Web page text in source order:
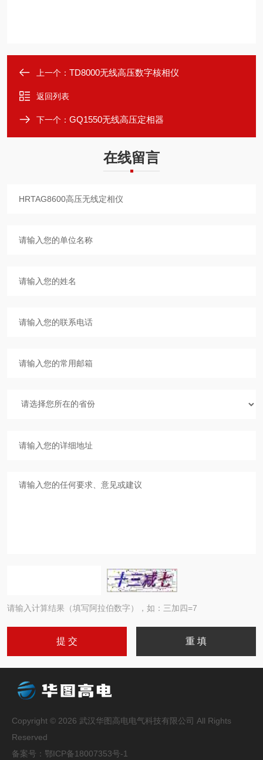
上一个： TD8000无线高压数字核相仪
返回列表
下一个： GQ1550无线高压定相器
在线留言
请输入计算结果（填写阿拉伯数字），如：三加四=7
Copyright © 2026 武汉华图高电电气科技有限公司 All Rights
Reserved
备案号： 鄂ICP备18007353号-1